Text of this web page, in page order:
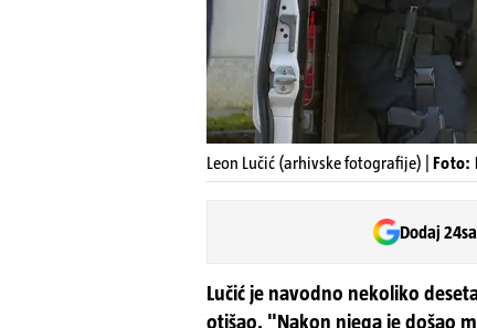
Leon Lučić (arhivske fotografije) | Foto:
Dodaj
Lučić je navodno nekoliko
otišao. "Nakon njega je došao